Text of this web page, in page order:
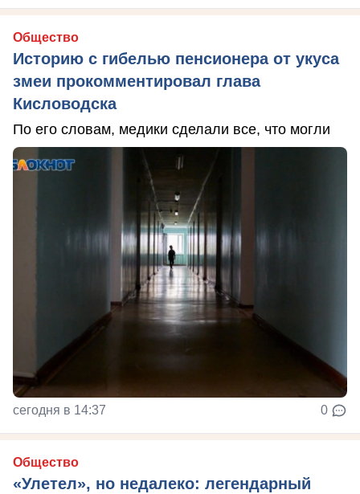
Общество
Историю с гибелью пенсионера от укуса
змеи прокомментировал глава
Кисловодска
По его словам, медики сделали все, что могли
сегодня в 14:37 0
Общество
«Улетел», но недалеко: легендарный